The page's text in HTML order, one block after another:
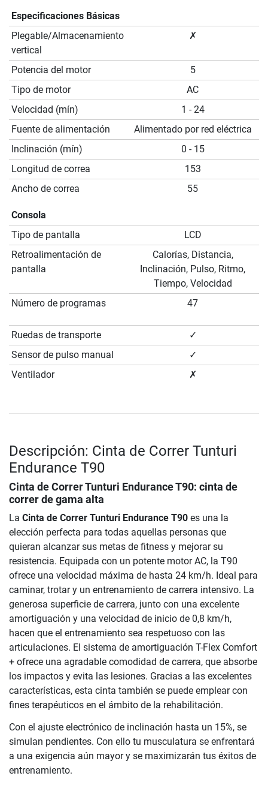
Especificaciones Básicas
Plegable/Almacenamiento
vertical
✗
Potencia del motor
5
Tipo de motor
AC
Velocidad (mín)
1 - 24
Fuente de alimentación
Alimentado por red eléctrica
Inclinación (mín)
0 - 15
Longitud de correa
153
Ancho de correa
55
Consola
Tipo de pantalla
LCD
Retroalimentación de
pantalla
Calorías, Distancia,
Inclinación, Pulso, Ritmo,
Tiempo, Velocidad
Número de programas
47
Ruedas de transporte
✓
Sensor de pulso manual
✓
Ventilador
✗
Descripción: Cinta de Correr Tunturi
Endurance T90
Cinta de Correr Tunturi Endurance T90: cinta de
correr de gama alta
La Cinta de Correr Tunturi Endurance T90 es una la
elección perfecta para todas aquellas personas que
quieran alcanzar sus metas de fitness y mejorar su
resistencia. Equipada con un potente motor AC, la T90
ofrece una velocidad máxima de hasta 24 km/h. Ideal para
caminar, trotar y un entrenamiento de carrera intensivo. La
generosa superficie de carrera, junto con una excelente
amortiguación y una velocidad de inicio de 0,8 km/h,
hacen que el entrenamiento sea respetuoso con las
articulaciones. El sistema de amortiguación T-Flex Comfort
+ ofrece una agradable comodidad de carrera, que absorbe
los impactos y evita las lesiones. Gracias a las excelentes
características, esta cinta también se puede emplear con
fines terapéuticos en el ámbito de la rehabilitación.
Con el ajuste electrónico de inclinación hasta un 15%, se
simulan pendientes. Con ello tu musculatura se enfrentará
a una exigencia aún mayor y se maximizarán tus éxitos de
entrenamiento.